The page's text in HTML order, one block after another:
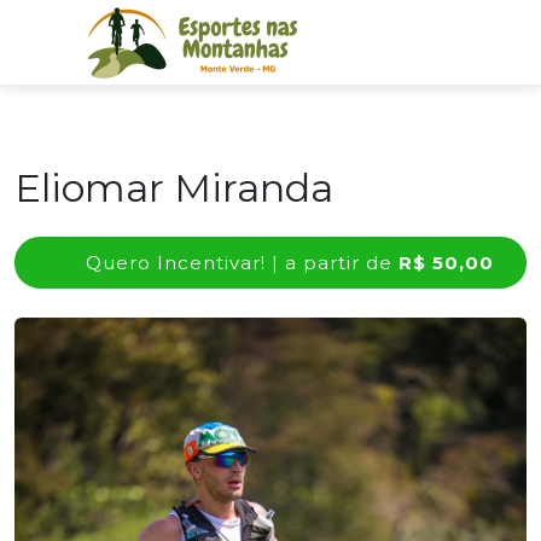
Eliomar Miranda
Quero Incentivar! | a partir de R$ 50,00